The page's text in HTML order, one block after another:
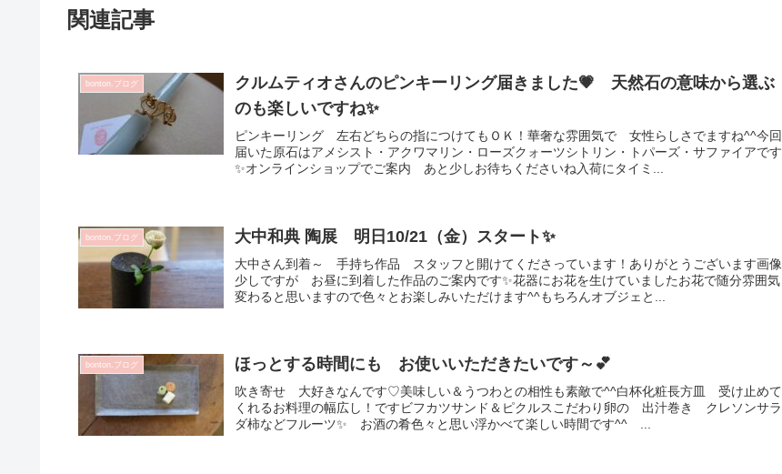
関連記事
bonton.ブログ
クルムティオさんのピンキーリング届きました💗 天然石の意味から選ぶ
のも楽しいですね✨
ピンキーリング 左右どちらの指につけてもＯＫ！華奢な雰囲気で 女性らしさでますね^^今回
届いた原石はアメシスト・アクワマリン・ローズクォーツシトリン・トパーズ・サファイアです
✨オンラインショップでご案内 あと少しお待ちくださいね入荷にタイミ...
bonton.ブログ 大中和典 陶展 明日10/21（金）スタート✨
大中さん到着～ 手持ち作品 スタッフと開けてくださっています！ありがとうございます画像
少しですが お昼に到着した作品のご案内です✨花器にお花を生けていましたお花で随分雰囲気
変わると思いますので色々とお楽しみいただけます^^もちろんオブジェと...
bonton.ブログ ほっとする時間にも お使いいただきたいです～💕
吹き寄せ 大好きなんです♡美味しい＆うつわとの相性も素敵で^^白杯化粧長方皿 受け止めて
くれるお料理の幅広し！ですビフカツサンド＆ピクルスこだわり卵の 出汁巻き クレソンサラ
ダ柿などフルーツ✨ お酒の肴色々と思い浮かべて楽しい時間です^^ ...